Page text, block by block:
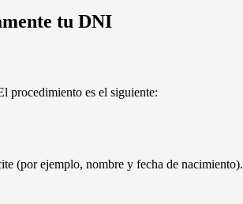
tu DNI
procedimiento es el siguiente:
(por ejemplo, nombre y fecha de nacimiento).